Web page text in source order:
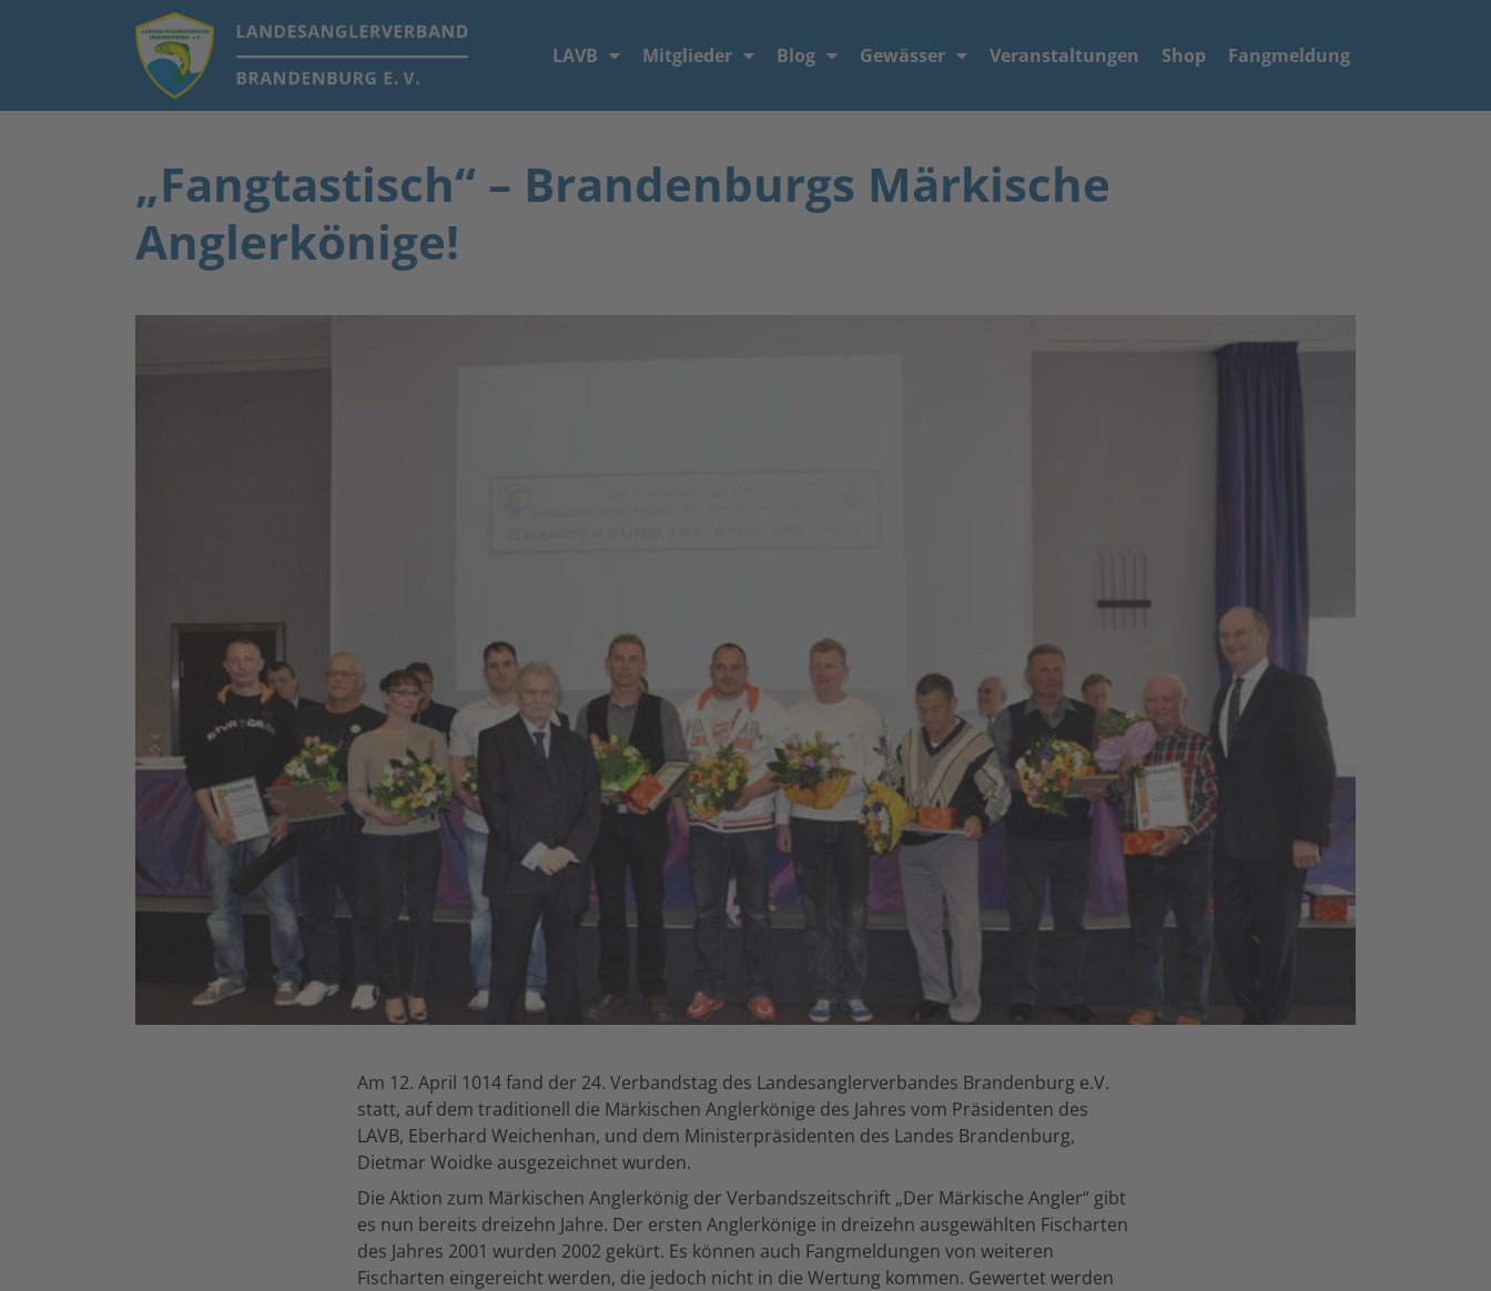
LAVB Mitglieder Blog Gewässer Veranstaltungen Shop Fangmeldung
„Fangtastisch“ – Brandenburgs Märkische
Anglerkönige!
Am 12. April 1014 fand der 24. Verbandstag des Landesanglerverbandes Brandenburg e.V.
statt, auf dem traditionell die Märkischen Anglerkönige des Jahres vom Präsidenten des
LAVB, Eberhard Weichenhan, und dem Ministerpräsidenten des Landes Brandenburg,
Dietmar Woidke ausgezeichnet wurden.
Die Aktion zum Märkischen Anglerkönig der Verbandszeitschrift „Der Märkische Angler“ gibt
es nun bereits dreizehn Jahre. Der ersten Anglerkönige in dreizehn ausgewählten Fischarten
des Jahres 2001 wurden 2002 gekürt. Es können auch Fangmeldungen von weiteren
Fischarten eingereicht werden, die jedoch nicht in die Wertung kommen. Gewertet werden